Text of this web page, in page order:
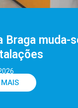
Braga muda-